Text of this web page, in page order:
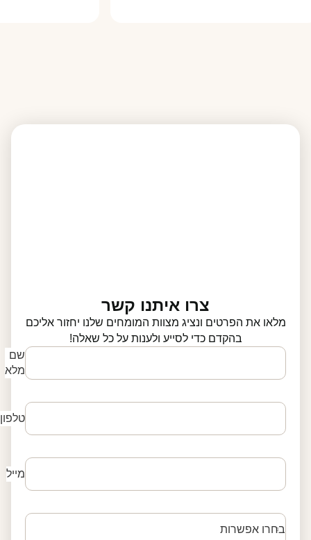
צרו איתנו קשר
מלאו את הפרטים ונציג מצוות המומחים שלנו יחזור אליכם
בהקדם כדי לסייע ולענות על כל שאלה!
שם
מלא
טלפון
מייל